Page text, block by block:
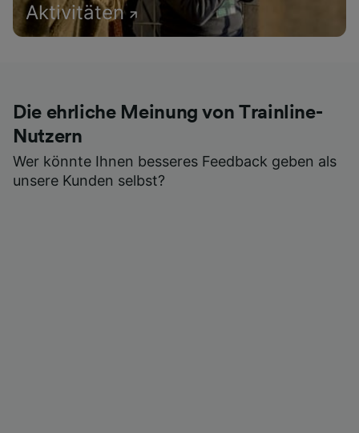
Aktivitäten
Die ehrliche Meinung von Trainline-
Nutzern
Wer könnte Ihnen besseres Feedback geben als
unsere Kunden selbst?